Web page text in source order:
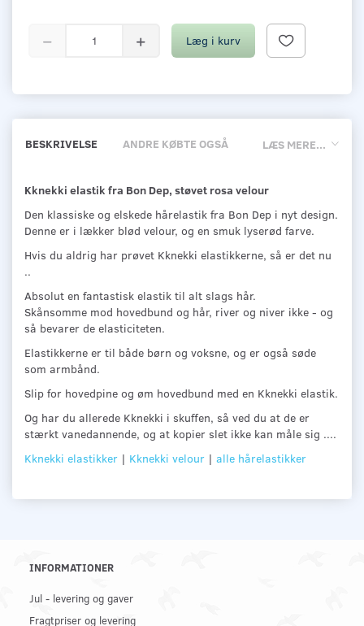
Læg i kurv
LÆS MERE...
BESKRIVELSE ANDRE KØBTE OGSÅ
Kknekki elastik fra Bon Dep, støvet rosa velour
Den klassiske og elskede hårelastik fra Bon Dep i nyt design.
Denne er i lækker blød velour, og en smuk lyserød farve.
Hvis du aldrig har prøvet Kknekki elastikkerne, så er det nu
..
Absolut en fantastisk elastik til alt slags hår.
Skånsomme mod hovedbund og hår, river og niver ikke - og
så bevarer de elasticiteten.
Elastikkerne er til både børn og voksne, og er også søde
som armbånd.
Slip for hovedpine og øm hovedbund med en Kknekki elastik.
Og har du allerede Kknekki i skuffen, så ved du at de er
stærkt vanedannende, og at kopier slet ikke kan måle sig ....
Kknekki elastikker | Kknekki velour | alle hårelastikker
INFORMATIONER
Jul - levering og gaver
Fragtpriser og levering